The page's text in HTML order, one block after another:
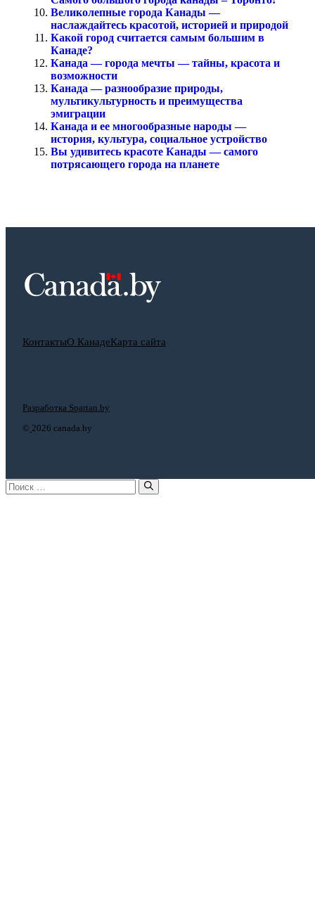
Великолепные города Канады —
наслаждайтесь красотой, историей и природой
Какой город считается самым большим в
Канаде?
Канада — города мечты — тайны, красота и
возможности
Канада — разнообразие природы,
мультикультурность и преимущества
эмиграции
Канада и ее многообразные народы —
история, культура, социальное устройство
Вы удивитесь красоте Канады — самого
потрясающего города на планете
КонтактыО КанадеКарта сайта
© 2026 canada.by
Разработка Spartan.by
Поиск: